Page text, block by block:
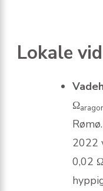
Lokale
Ω
2022
0,02